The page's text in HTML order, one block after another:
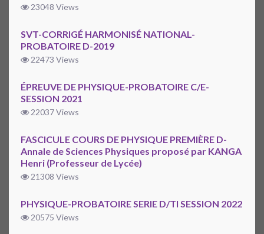
23048 Views
SVT-CORRIGÉ HARMONISÉ NATIONAL-
PROBATOIRE D-2019
22473 Views
ÉPREUVE DE PHYSIQUE-PROBATOIRE C/E-
SESSION 2021
22037 Views
FASCICULE COURS DE PHYSIQUE PREMIÈRE D-
Annale de Sciences Physiques proposé par KANGA
Henri (Professeur de Lycée)
21308 Views
PHYSIQUE-PROBATOIRE SERIE D/TI SESSION 2022
20575 Views